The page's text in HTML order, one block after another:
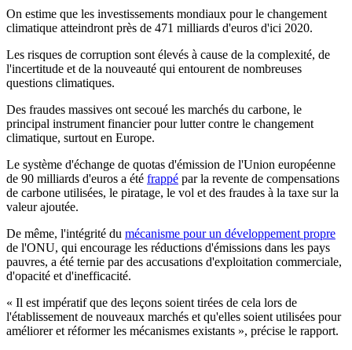
On estime que les investissements mondiaux pour le changement
climatique atteindront près de 471 milliards d'euros d'ici 2020.
Les risques de corruption sont élevés à cause de la complexité, de
l'incertitude et de la nouveauté qui entourent de nombreuses
questions climatiques.
Des fraudes massives ont secoué les marchés du carbone, le
principal instrument financier pour lutter contre le changement
climatique, surtout en Europe.
Le système d'échange de quotas d'émission de l'Union européenne
de 90 milliards d'euros a été frappé par la revente de compensations
de carbone utilisées, le piratage, le vol et des fraudes à la taxe sur la
valeur ajoutée.
De même, l'intégrité du mécanisme pour un développement propre
de l'ONU, qui encourage les réductions d'émissions dans les pays
pauvres, a été ternie par des accusations d'exploitation commerciale,
d'opacité et d'inefficacité.
« Il est impératif que des leçons soient tirées de cela lors de
l'établissement de nouveaux marchés et qu'elles soient utilisées pour
améliorer et réformer les mécanismes existants », précise le rapport.